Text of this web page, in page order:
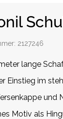
2127246
lange
Einstieg im
und
Motiv als